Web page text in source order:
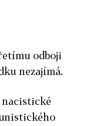
odboji
nezajímá.
nacistické